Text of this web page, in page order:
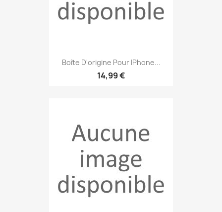
Boîte D'origine Pour IPhone...
14,99 €